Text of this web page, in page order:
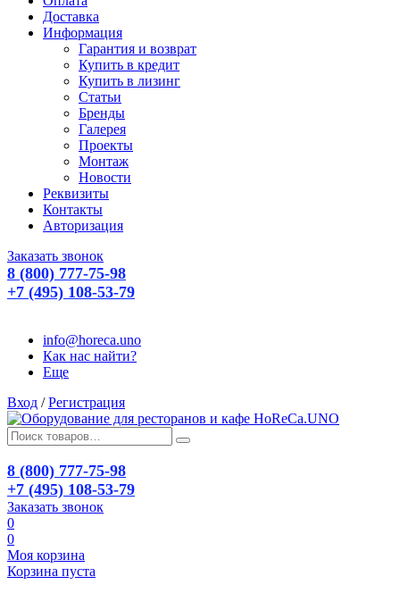
Доставка
Информация
Гарантия и возврат
Купить в кредит
Купить в лизинг
Статьи
Бренды
Галерея
Проекты
Монтаж
Новости
Реквизиты
Контакты
Авторизация
Заказать звонок
8 (800) 777-75-98
+7 (495) 108-53-79
info@horeca.uno
Как нас найти?
Еще
Вход / Регистрация
8 (800) 777-75-98
+7 (495) 108-53-79
Заказать звонок
0
0
Моя корзина
Корзина пуста